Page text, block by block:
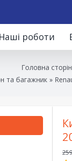
Наші роботи
Головна
та багажник »